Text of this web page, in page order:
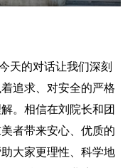
天的对话让我们深刻
追求、对安全的严格
。相信在刘院长和团
者带来安心、优质的
大家更理性、科学地